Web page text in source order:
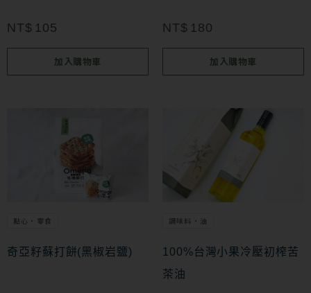
NT$ 105
加入購物車
NT$ 180
加入購物車
點心・零食
奇亞籽蘇打餅(黑椒岩鹽)
調味料・油
100%台灣小果冷壓初榨苦
茶油